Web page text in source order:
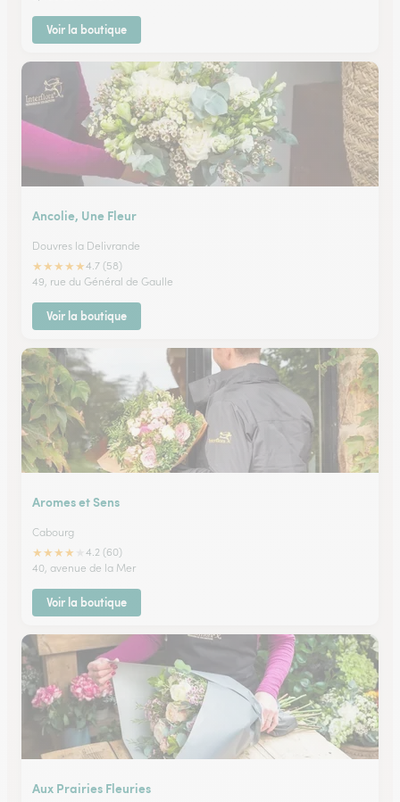
Voir la boutique
Ancolie, Une Fleur
Douvres la Delivrande
★★★★★4.7 (58)
49, rue du Général de Gaulle
Voir la boutique
Aromes et Sens
Cabourg
★★★★
4.2 (60)
40, avenue de la Mer
Voir la boutique
Aux Prairies Fleuries